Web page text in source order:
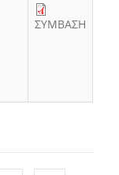
ΣΥΜΒΑΣΗ